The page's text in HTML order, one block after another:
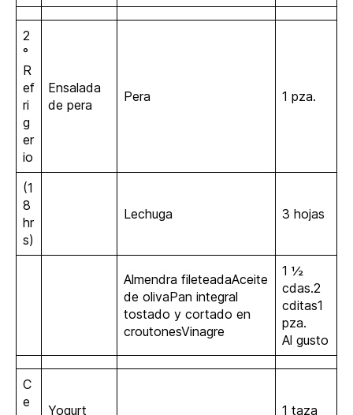
2
°
R
ef
ri
g
er
io
Ensalada
de pera
Pera 1 pza.
(1
8
hr
s)
Lechuga 3 hojas
Almendra fileteadaAceite
de olivaPan integral
tostado y cortado en
croutonesVinagre
1 ½
cdas.2
cditas1
pza.
Al gusto
C
e
Yogurt 1 taza